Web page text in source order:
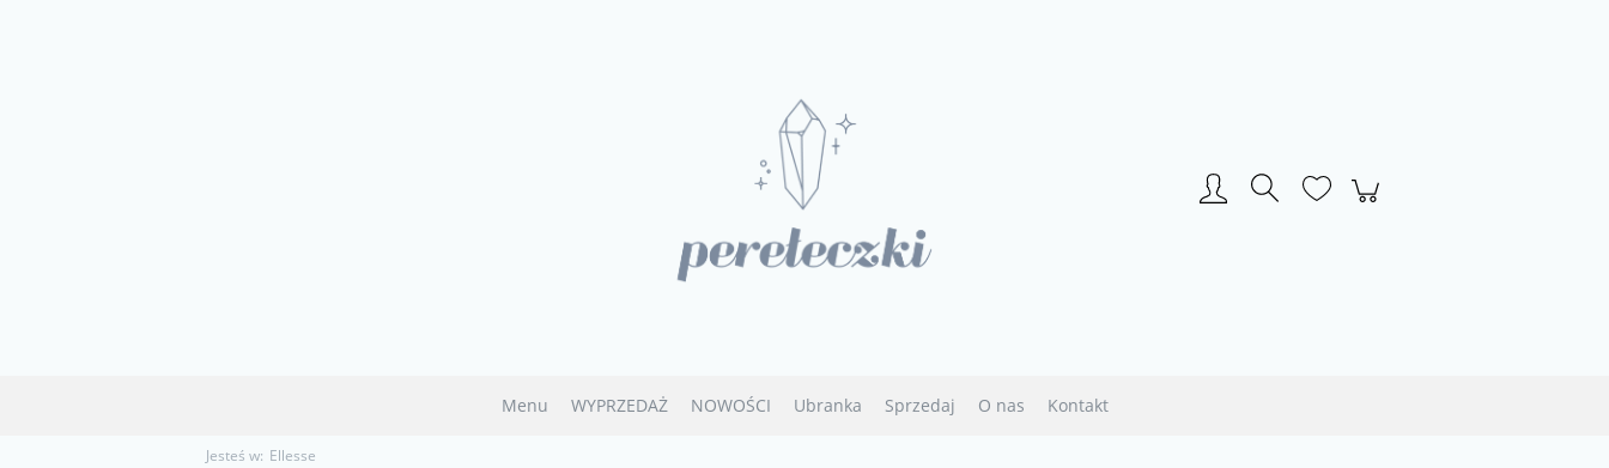
Menu WYPRZEDAŻ NOWOŚCI Ubranka Sprzedaj O nas Kontakt
Jesteś w: Ellesse